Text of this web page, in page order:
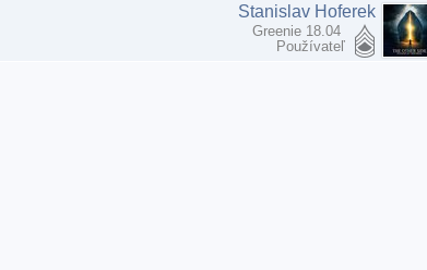
Stanislav Hoferek
Greenie 18.04
Používateľ